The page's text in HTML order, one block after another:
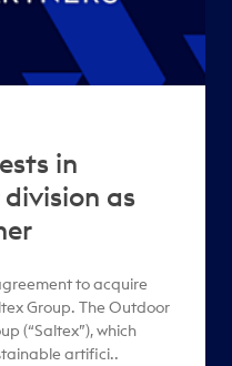
in
division as
to acquire
Group. The Outdoor
(“Saltex”), which
artifici..